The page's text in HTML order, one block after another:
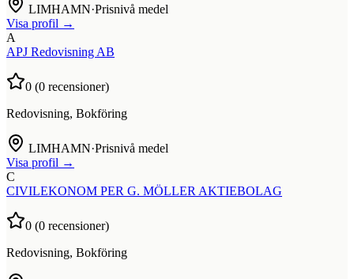
LIMHAMN·Prisnivå medel
Visa profil →
A
APJ Redovisning AB
0 (0 recensioner)
Redovisning, Bokföring
LIMHAMN·Prisnivå medel
Visa profil →
C
CIVILEKONOM PER G. MÖLLER AKTIEBOLAG
0 (0 recensioner)
Redovisning, Bokföring